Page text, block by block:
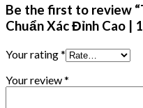
Be the first to review
Chuẩn Xác Đỉnh Cao |
Your rating*
Your review*